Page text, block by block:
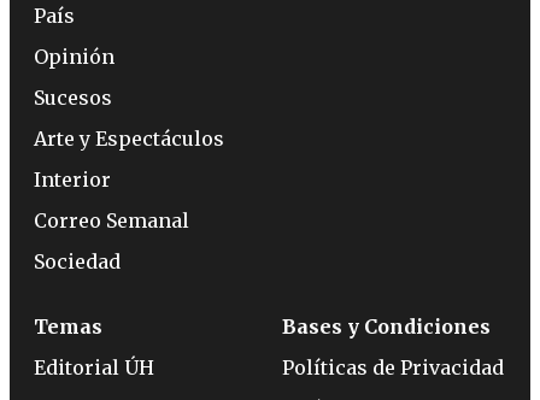
País
Opinión
Sucesos
Arte y Espectáculos
Interior
Correo Semanal
Sociedad
Temas
Editorial ÚH
Bases y Condiciones
Políticas de Privacidad